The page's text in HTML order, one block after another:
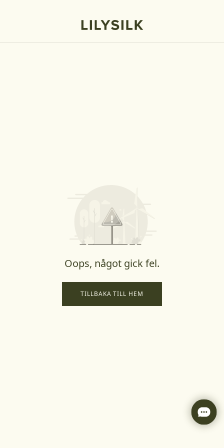
Oops, något gick fel.
TILLBAKA TILL HEM